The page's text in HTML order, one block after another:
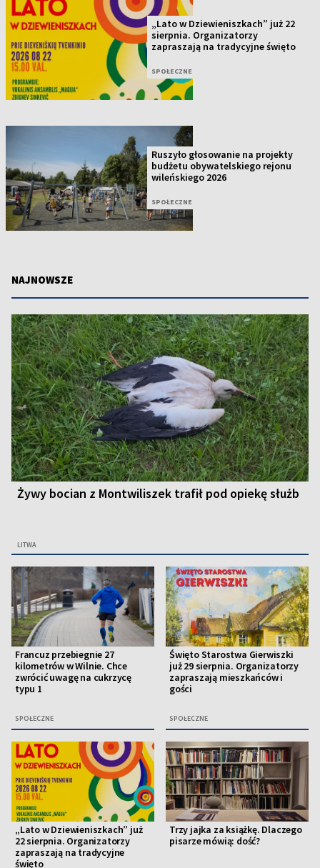
„Lato w Dziewieniszkach” już 22
sierpnia. Organizatorzy
zapraszają na tradycyjne święto
SPOŁECZNE
Ruszyło głosowanie na projekty
budżetu obywatelskiego rejonu
wileńskiego 2026
SPOŁECZNE
NAJNOWSZE
Żywy bocian z Montwiliszek trafił pod opiekę służb
LITWA
Francuz przebiegnie 27
kilometrów w Wilnie. Chce
zwrócić uwagę na cukrzycę
typu 1
SPOŁECZNE
Święto Starostwa Gierwiszki
już 29 sierpnia. Organizatorzy
zapraszają mieszkańców i
gości
SPOŁECZNE
„Lato w Dziewieniszkach” już
22 sierpnia. Organizatorzy
zapraszają na tradycyjne
święto
Trzy jajka za książkę. Dlaczego
pisarze mówią: dość?